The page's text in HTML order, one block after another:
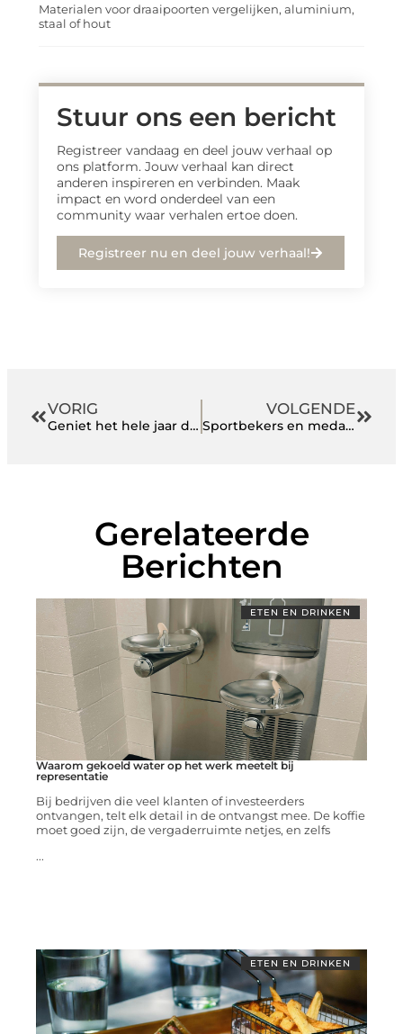
Materialen voor draaipoorten vergelijken, aluminium,
staal of hout
Stuur ons een bericht
Registreer vandaag en deel jouw verhaal op
ons platform. Jouw verhaal kan direct
anderen inspireren en verbinden. Maak
impact en word onderdeel van een
community waar verhalen ertoe doen.
Registreer nu en deel jouw verhaal!
VORIG
Geniet het hele jaar door van jouw tuin
VOLGENDE
Sportbekers en medailles voor alle soorten winnaars!
Gerelateerde
Berichten
ETEN EN DRINKEN
Waarom gekoeld water op het werk meetelt bij
representatie
Bij bedrijven die veel klanten of investeerders
ontvangen, telt elk detail in de ontvangst mee. De koffie
moet goed zijn, de vergaderruimte netjes, en zelfs
...
ETEN EN DRINKEN